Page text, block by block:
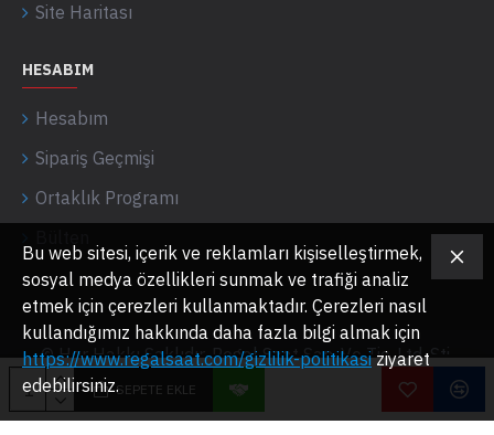
SEPETE EKLE
Site Haritası
HESABIM
Hesabım
Sipariş Geçmişi
Ortaklık Programı
© Her Hakkı Saklıdır. Regal Saat San. Ve Tic. Ltd. Şti.
Bu web sitesi, içerik ve reklamları kişiselleştirmek,
sosyal medya özellikleri sunmak ve trafiği analiz
etmek için çerezleri kullanmaktadır. Çerezleri nasıl
kullandığımız hakkında daha fazla bilgi almak için
https://www.regalsaat.com/gizlilik-politikasiziyaret
edebilirsiniz.